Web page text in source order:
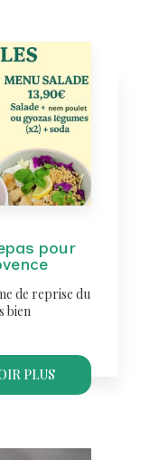
pour
de reprise du
bien
PLUS